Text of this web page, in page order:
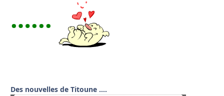
…...
Des nouvelles de Titoune ….